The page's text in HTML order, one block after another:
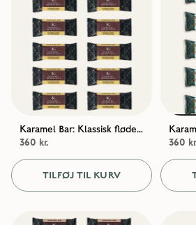
Karamel Bar: Klassisk fløde i lys chokolade – Favoritpakke (12 stk.)
360 kr.
TILFØJ TIL KURV
360